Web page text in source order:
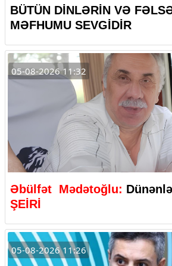
BÜTÜN DİNLƏRİN VƏ
MƏFHUMU SEVGİDİR
05-08-2026 11:32
Əbülfət Mədətoğlu:
ŞEİRİ
05-08-2026 11:26